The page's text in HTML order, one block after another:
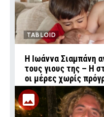
TABLOID
H Ιωάννα Σιαμπάνη
τους γιους της – Η
οι μέρες χωρίς